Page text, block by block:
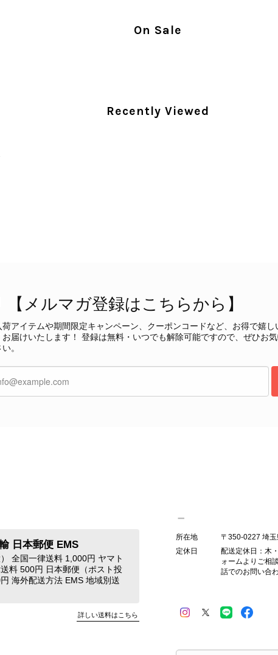
この度も当店をご利用いただき、そして心温まるレビューをお
今回も商品を無事にお受け取りいただき、状態にもご満足いた
て見つけたカラーとデザイン」とのお言葉や、ヴィンテージな
本当に嬉しく思っております。 さらに、前回ご購入いただいた
す。 またご縁がございましたら、ぜひよろしくお願いいたしま
発送が早く、商品も画像と一致しており満足です。 素敵なバッグを購入させ
た」とのお言葉をいただき、とても嬉しいです！ ぜひこれから
On Sale
Recently Viewed
【メルマガ登録はこちらから】
荷アイテムや期間限定キャンペーン、クーポンコードなど、お得で嬉し
お届けいたします！ 登録は無料・いつでも解除可能ですので、ぜひお気
。
日本郵便 EMS
全国一律送料 1,000円 ヤマト
料 500円 日本郵便（ポスト投
海外配送方法 EMS 地域別送
詳しい送料はこちら
所在地
〒350-0227 埼
定休日
配送定休日：木
ォームよりご相
話でのお問い合